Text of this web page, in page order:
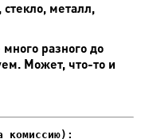
металл,
разного до
Может, что-то и